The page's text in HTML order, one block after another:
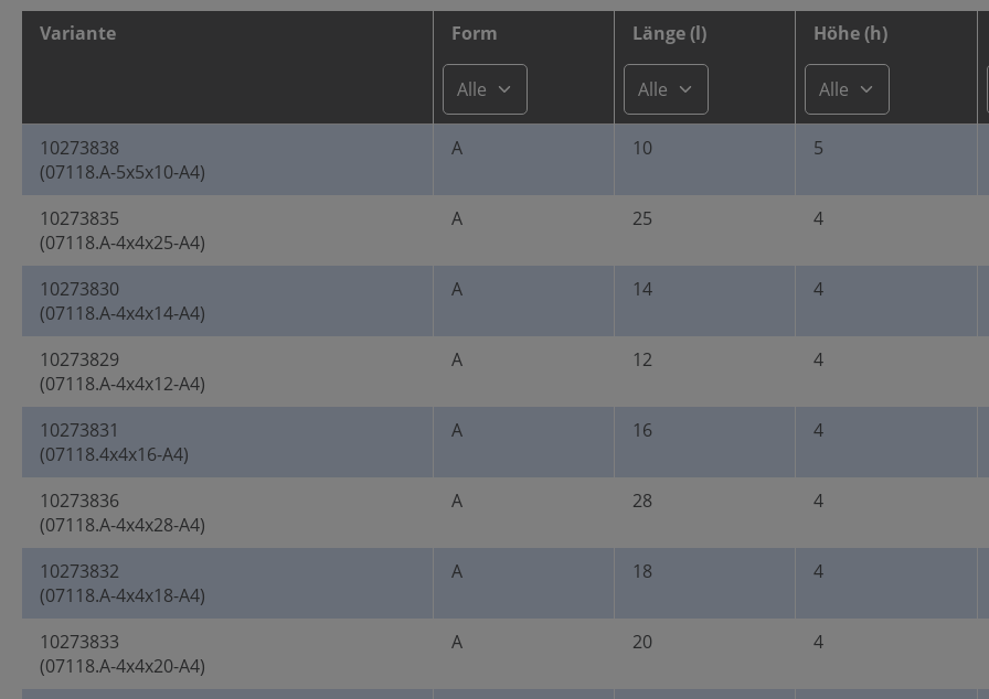
Variante Form Länge (l) Höhe (h)
10273838
(07118.A-5x5x10-A4)
A 10 5
10273835
(07118.A-4x4x25-A4)
A 25 4
10273830
(07118.A-4x4x14-A4)
A 14 4
10273829
(07118.A-4x4x12-A4)
A 12 4
10273831
(07118.4x4x16-A4)
A 16 4
10273836
(07118.A-4x4x28-A4)
A 28 4
10273832
(07118.A-4x4x18-A4)
A 18 4
10273833
(07118.A-4x4x20-A4)
A 20 4